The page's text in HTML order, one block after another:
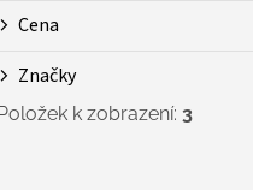
Cena
Značky
k zobrazení: 3